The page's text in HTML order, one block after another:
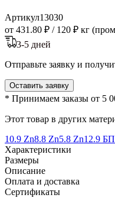
Артикул13030
от 431.80 ₽ / 120 ₽ кг
3-5 дней
Отправьте заявку и
Оставить заявку
* Принимаем заказы от 5
Этот товар в других
10.9 Zn8.8 Zn5.8 Zn12.9 БП
Характеристики
Размеры
Описание
Оплата и доставка
Сертификаты